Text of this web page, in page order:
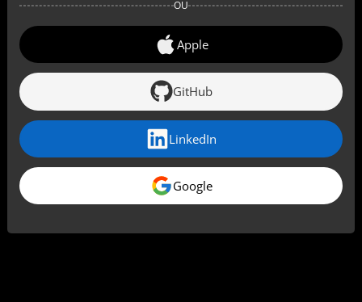
OU
Apple
GitHub
LinkedIn
Google